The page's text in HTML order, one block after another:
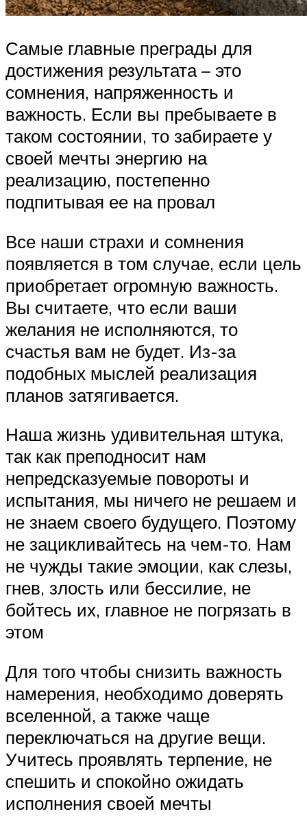
Самые главные преграды для
достижения результата – это
сомнения, напряженность и
важность. Если вы пребываете в
таком состоянии, то забираете у
своей мечты энергию на
реализацию, постепенно
подпитывая ее на провал
Все наши страхи и сомнения
появляется в том случае, если цель
приобретает огромную важность.
Вы считаете, что если ваши
желания не исполняются, то
счастья вам не будет. Из-за
подобных мыслей реализация
планов затягивается.
Наша жизнь удивительная штука,
так как преподносит нам
непредсказуемые повороты и
испытания, мы ничего не решаем и
не знаем своего будущего. Поэтому
не зацикливайтесь на чем-то. Нам
не чужды такие эмоции, как слезы,
гнев, злость или бессилие, не
бойтесь их, главное не погрязать в
этом
Для того чтобы снизить важность
намерения, необходимо доверять
вселенной, а также чаще
переключаться на другие вещи.
Учитесь проявлять терпение, не
спешить и спокойно ожидать
исполнения своей мечты